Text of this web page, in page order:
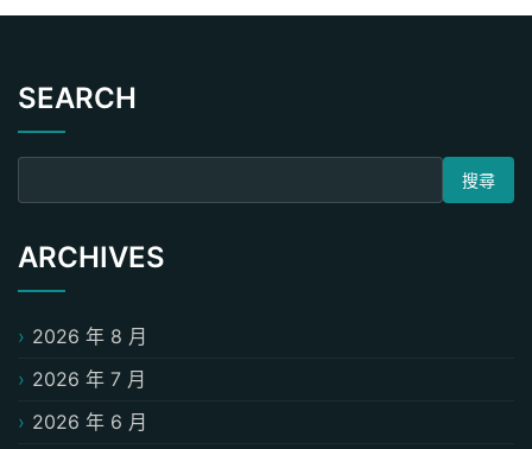
SEARCH
搜尋關鍵字:
ARCHIVES
2026 年 8 月
2026 年 7 月
2026 年 6 月